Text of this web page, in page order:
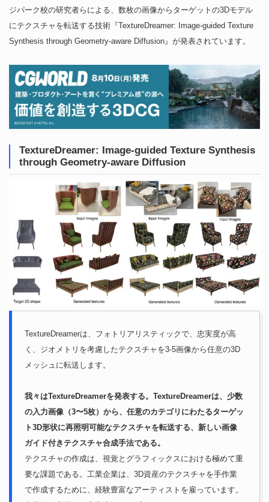
ジパーク校の研究者らによる、数枚の画像からターゲットの3Dモデル
にテクスチャを転送する技術『TextureDreamer: Image-guided Texture
Synthesis through Geometry-aware Diffusion』が発表されています。
TextureDreamer: Image-guided Texture Synthesis
through Geometry-aware Diffusion
TextureDreamerは、フォトリアリスティックで、忠実度が高
く、ジオメトリを考慮したテクスチャを3-5画像から任意の3D
メッシュに転送します。
我々はTextureDreamerを発表する。TextureDreamerは、少数
の入力画像（3〜5枚）から、任意のカテゴリにわたるターゲッ
ト3D形状に再照明可能なテクスチャを転送する、新しい画像
ガイド付きテクスチャ合成手法である。
テクスチャの作成は、視覚とグラフィックスにおける極めて重
要な課題である。工業企業は、3D資産のテクスチャを手作業
で作成するために、経験豊富なアーティストを雇っています。